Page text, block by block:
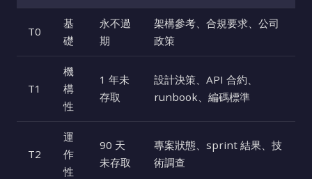
T0
基
礎
永不過
期
架構參考、合規要求、公司
政策
T1
機
構
性
1 年未
存取
設計決策、API 合約、
runbook、編碼標準
T2
運
作
性
90 天
未存取
專案狀態、sprint 結果、技
術調查